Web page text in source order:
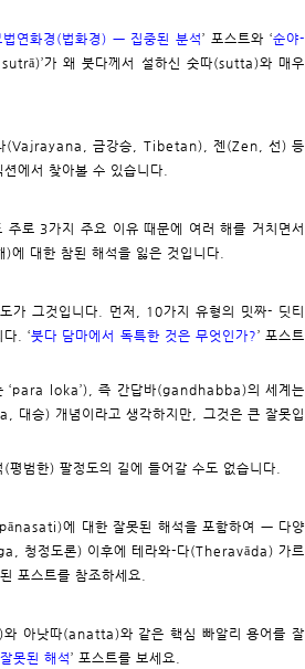
법연화경(법화경) ㅡ 집중된 분석’ 포스트와 ‘순야-
가 왜 붓다께서 설하신 숫따(sutta)와 매우
(Vajrayana, 금강승, Tibetan), 젠(Zen, 선) 등
션에서 찾아볼 수 있습니다.
로 3가지 주요 이유 때문에 여러 해를 거치면서
대한 참된 해석을 잃은 것입니다.
가 그것입니다. 먼저, 10가지 유형의 밋짜- 딧티
. ‘붓다 담마에서 독특한 것은 무엇인가?’ 포스트
loka’), 즉 간답바(gandhabba)의 세계는
대승) 개념이라고 생각하지만, 그것은 큰 잘못입
범한) 팔정도의 길에 들어갈 수도 없습니다.
에 대한 잘못된 해석을 포함하여 ㅡ 다양
청정도론) 이후에 테라와-다(Theravāda) 가르
포스트를 참조하세요.
아낫따(anatta)와 같은 핵심 빠알리 용어를 잘
못된 해석’ 포스트를 보세요.